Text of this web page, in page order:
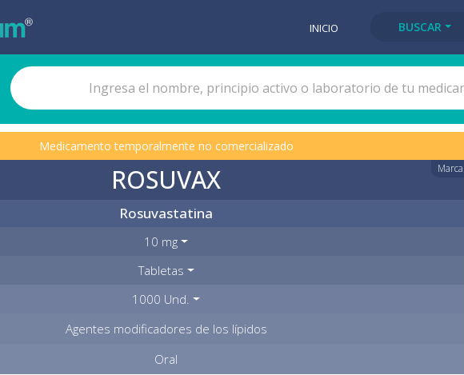
INICIO BUSCAR
Medicamento temporalmente no comercializado
Marca
ROSUVAX
Rosuvastatina
10 mg
Tabletas
1000 Und.
Agentes modificadores de los lípidos
Oral